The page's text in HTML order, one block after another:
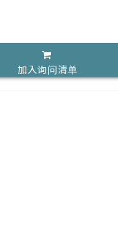
加入询问清单